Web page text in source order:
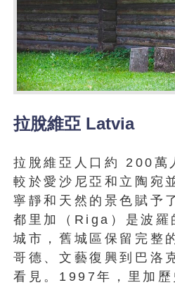
拉脫維亞 Latvia
拉脫維亞人口約 200萬
較於愛沙尼亞和立陶宛
寧靜和天然的景色賦予
都里加（Riga）是波羅
城市，舊城區保留完整
哥德、文藝復興到巴洛
看見。1997年，里加歷